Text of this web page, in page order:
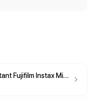
Kamerë Instant Fujifilm Instax Mini EVO – E Zezë